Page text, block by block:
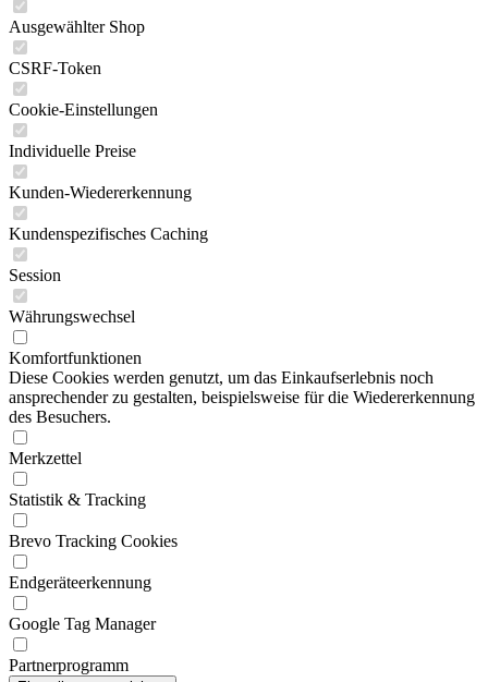
Ausgewählter Shop
CSRF-Token
Cookie-Einstellungen
Individuelle Preise
Kunden-Wiedererkennung
Kundenspezifisches Caching
Session
Währungswechsel
Komfortfunktionen
Diese Cookies werden genutzt, um das Einkaufserlebnis noch
ansprechender zu gestalten, beispielsweise für die Wiedererkennung
des Besuchers.
Merkzettel
Statistik & Tracking
Brevo Tracking Cookies
Endgeräteerkennung
Google Tag Manager
Partnerprogramm